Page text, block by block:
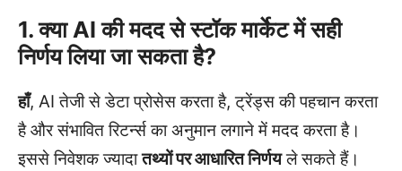
1. क्या AI की मदद से स्टॉक मार्केट में सही
निर्णय लिया जा सकता है?
हाँ, AI तेजी से डेटा प्रोसेस करता है, ट्रेंड्स की पहचान करता
है और संभावित रिटर्न्स का अनुमान लगाने में मदद करता है।
इससे निवेशक ज्यादातथ्यों पर आधारित निर्णयले सकते हैं।